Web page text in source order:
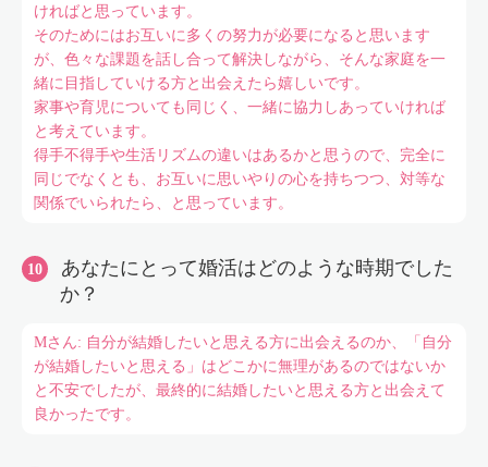
ければと思っています。
そのためにはお互いに多くの努力が必要になると思います
が、色々な課題を話し合って解決しながら、そんな家庭を一
緒に目指していける方と出会えたら嬉しいです。
家事や育児についても同じく、一緒に協力しあっていければ
と考えています。
得手不得手や生活リズムの違いはあるかと思うので、完全に
同じでなくとも、お互いに思いやりの心を持ちつつ、対等な
関係でいられたら、と思っています。
あなたにとって婚活はどのような時期でした
か？
Mさん: 自分が結婚したいと思える方に出会えるのか、「自分
が結婚したいと思える」はどこかに無理があるのではないか
と不安でしたが、最終的に結婚したいと思える方と出会えて
良かったです。